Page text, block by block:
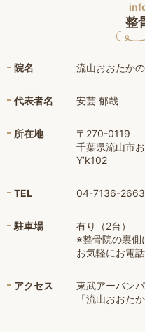
整
院名 流山おおたか
代表者名 安芸 郁哉
所在地
〒270-0119
千葉県流山市
Y’k102
TEL 04-7136-2663
駐車場
有り（2台）
※整骨院の裏側
お気軽にお電話
アクセス
東武アーバン
「流山おおた